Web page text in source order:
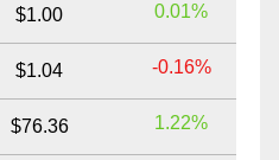
$1.00 0.01%
$1.04 -0.16%
$76.36 1.22%